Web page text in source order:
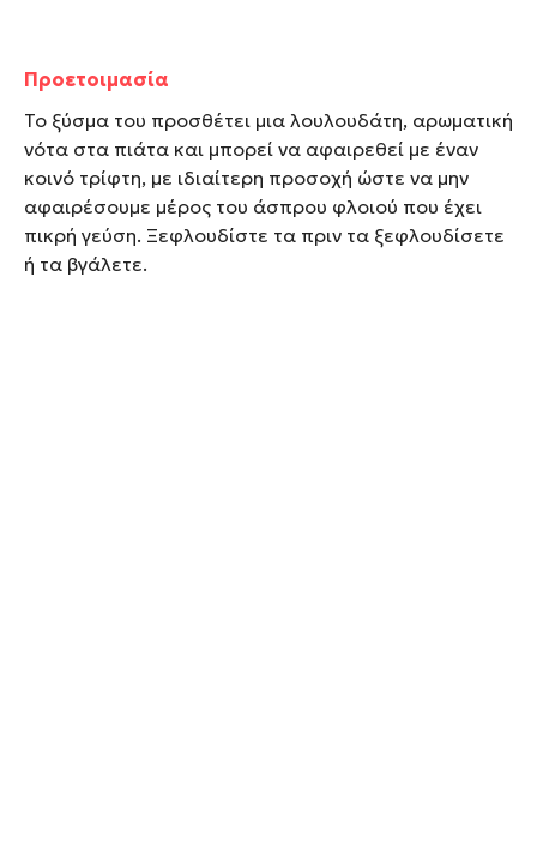
Προετοιμασία
Το ξύσμα του προσθέτει μια λουλουδάτη, αρωματική
νότα στα πιάτα και μπορεί να αφαιρεθεί με έναν
κοινό τρίφτη, με ιδιαίτερη προσοχή ώστε να μην
αφαιρέσουμε μέρος του άσπρου φλοιού που έχει
πικρή γεύση. Ξεφλουδίστε τα πριν τα ξεφλουδίσετε
ή τα βγάλετε.